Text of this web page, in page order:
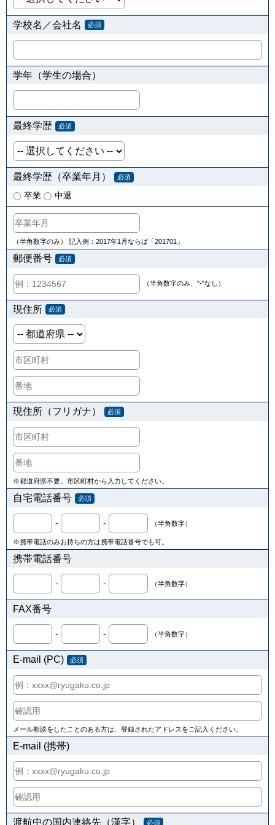
学校名／会社名 必須
学年（学生の場合）
最終学歴 必須
最終学歴（卒業年月） 必須
卒業 中退
（半角数字のみ） 記入例：2017年1月ならば「201701」
郵便番号 必須
（半角数字のみ、"-"なし）
現住所 必須
現住所（フリガナ） 必須
※都道府県不要。市区町村から入力してください。
自宅電話番号 必須
- - （半角数字）
※携帯電話のみお持ちの方は携帯電話番号でも可。
携帯電話番号
- - （半角数字）
FAX番号
- - （半角数字）
E-mail (PC) 必須
メール相談をしたことのある方は、登録されたアドレスをご記入ください。
E-mail (携帯)
渡航中の国内連絡先（漢字） 必須